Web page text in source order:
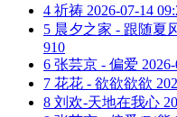
4 祈祷 2026-07-14
5 晨夕之家 - 跟随夏
910
6 张芸京 - 偏爱
7 花花 - 欲欲欲欲
8 刘欢-天地在我心